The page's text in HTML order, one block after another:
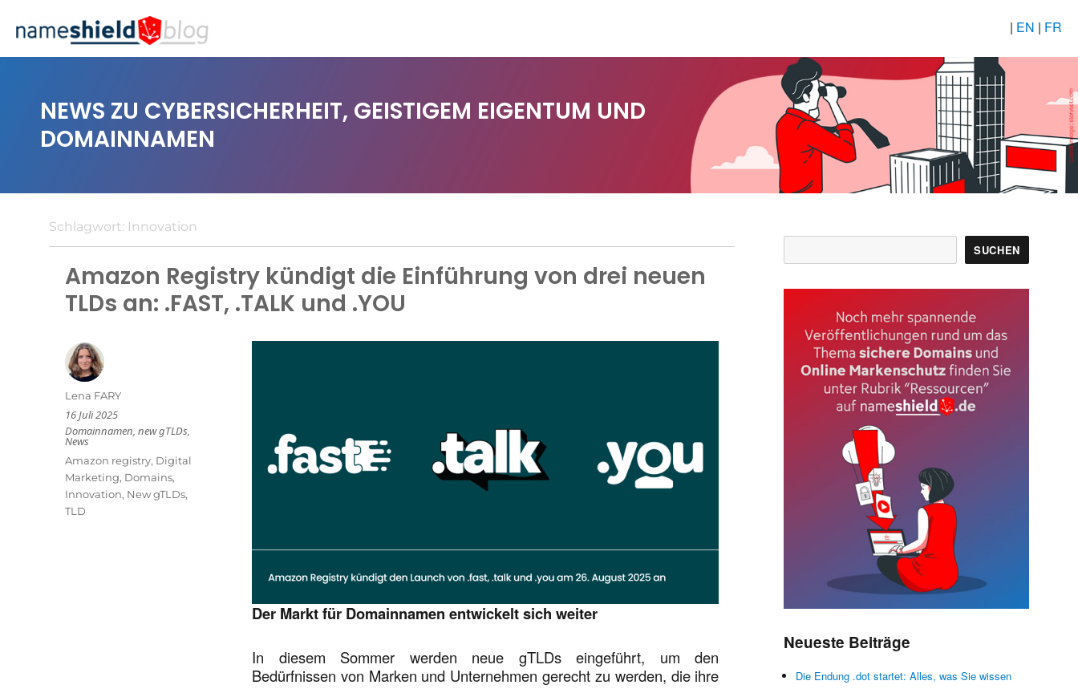
| EN | FR
NEWS ZU CYBERSICHERHEIT, GEISTIGEM EIGENTUM UND
DOMAINNAMEN
Schlagwort: Innovation
Amazon Registry kündigt die Einführung von drei neuen
TLDs an: .FAST, .TALK und .YOU
Der Markt für Domainnamen entwickelt sich weiter
In diesem Sommer werden neue gTLDs eingeführt, um den
Bedürfnissen von Marken und Unternehmen gerecht zu werden, die ihre
Autor
Lena FARY
Veröffentlicht
am
16 Juli 2025
Kategorien
Domainnamen,new gTLDs,
News
Schlagwörter
Amazon registry, Digital
Marketing, Domains,
Innovation, New gTLDs,
TLD
SUCHEN
Neueste Beiträge
Die Endung .dot startet: Alles, was Sie wissen